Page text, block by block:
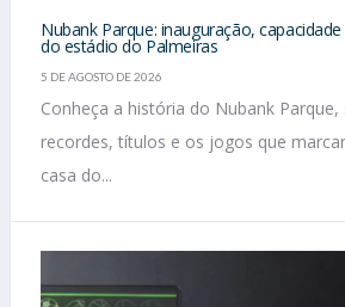
Nubank Parque: inauguração,
do estádio do Palmeiras
5 DE AGOSTO DE 2026
Conheça a história do Nubank Parque,
recordes, títulos e os jogos que
casa do...